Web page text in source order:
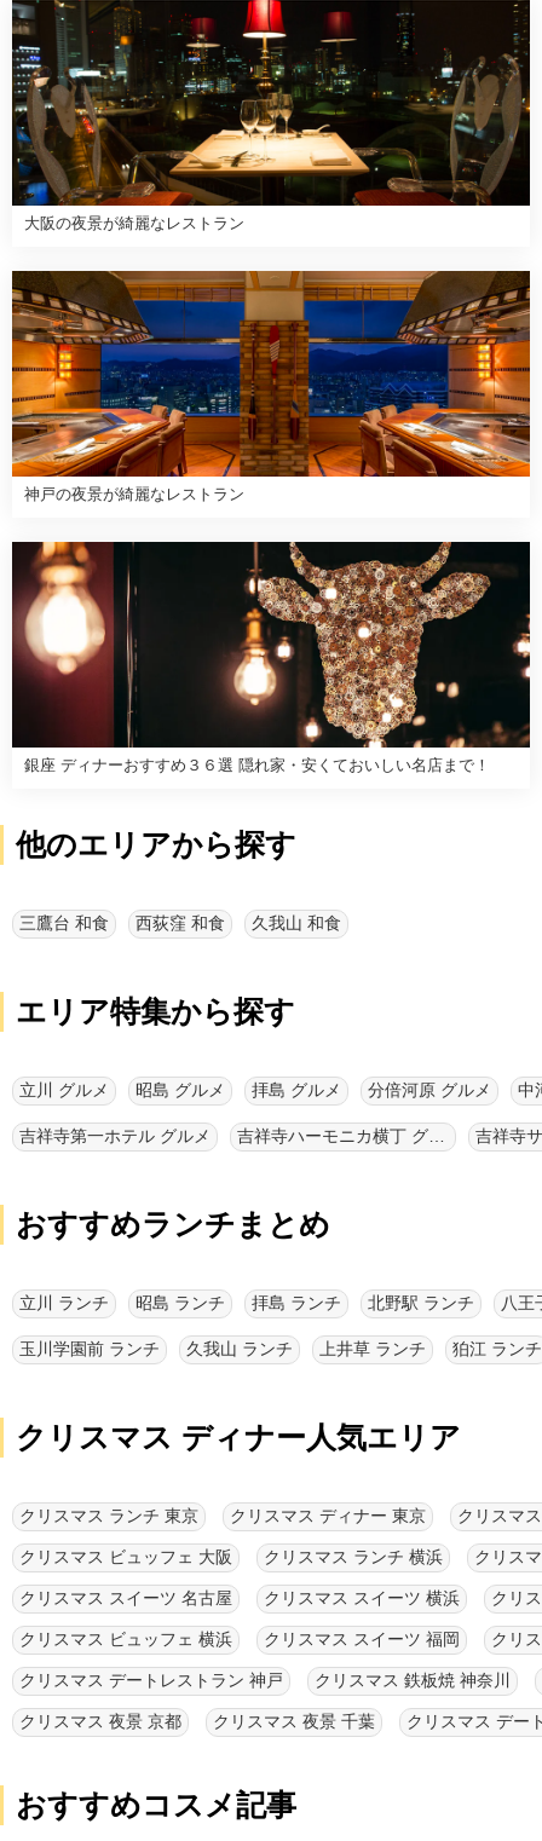
大阪の夜景が綺麗なレストラン
神戸の夜景が綺麗なレストラン
銀座 ディナーおすすめ３６選 隠れ家・安くておいしい名店まで！
他のエリアから探す
三鷹台 和食 西荻窪 和食 久我山 和食
エリア特集から探す
立川 グルメ 昭島 グルメ 拝島 グルメ 分倍河原 グルメ 中
吉祥寺第一ホテル グルメ 吉祥寺
おすすめランチまとめ
立川 ランチ 昭島 ランチ 拝島 ランチ 北野駅 ランチ 八王
玉川学園前 ランチ 久我山 ランチ 上井草 ランチ 狛江 ランチ
クリスマス ディナー人気エリア
クリスマス ランチ 東京 クリスマス ディナー 東京 クリスマ
クリスマス ビュッフェ 大阪 クリスマス ランチ 横浜 クリス
クリスマス スイーツ 名古屋 クリスマス スイーツ 横浜 クリ
クリスマス ビュッフェ 横浜 クリスマス スイーツ 福岡 クリ
クリスマス デートレストラン 神戸 クリスマス 鉄板焼 神奈川
クリスマス 夜景 京都 クリスマス 夜景 千葉 クリスマス デー
おすすめコスメ記事